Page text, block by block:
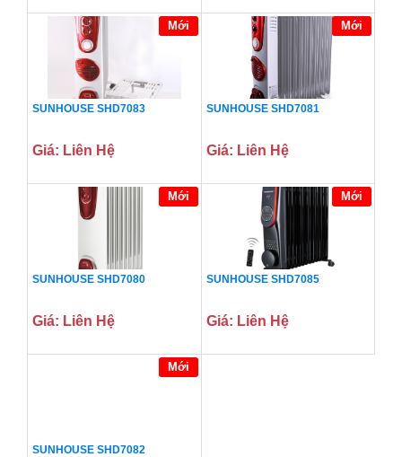
Mới
SUNHOUSE SHD7083
Giá: Liên Hệ
Mới
SUNHOUSE SHD7081
Giá: Liên Hệ
Mới
SUNHOUSE SHD7080
Giá: Liên Hệ
Mới
SUNHOUSE SHD7085
Giá: Liên Hệ
Mới
SUNHOUSE SHD7082